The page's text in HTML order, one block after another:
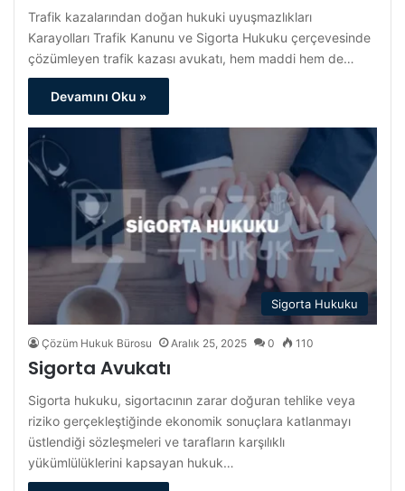
Trafik kazalarından doğan hukuki uyuşmazlıkları
Karayolları Trafik Kanunu ve Sigorta Hukuku çerçevesinde
çözümleyen trafik kazası avukatı, hem maddi hem de…
Devamını Oku »
Sigorta Hukuku
Çözüm Hukuk Bürosu Aralık 25, 2025 0 110
Sigorta Avukatı
Sigorta hukuku, sigortacının zarar doğuran tehlike veya
riziko gerçekleştiğinde ekonomik sonuçlara katlanmayı
üstlendiği sözleşmeleri ve tarafların karşılıklı
yükümlülüklerini kapsayan hukuk…